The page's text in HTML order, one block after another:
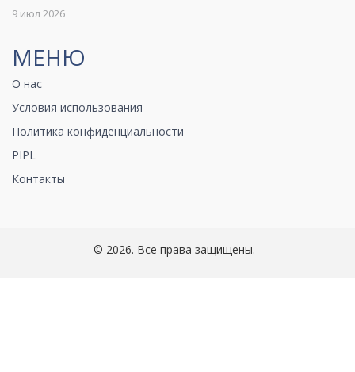
9 июл 2026
МЕНЮ
О нас
Условия использования
Политика конфиденциальности
PIPL
Контакты
© 2026. Все права защищены.